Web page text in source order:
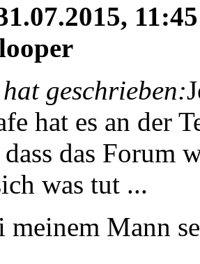
11:45
geschrieben:
hat es an der
das Forum
was tut ...
meinem Mann